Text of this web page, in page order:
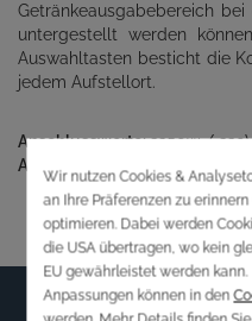
Getränkeausgabebereich
untergestellt werden
Auswahltasten besticht die
jedem Aufstellort.
Anschlusswerte:3250w /
Abmessungen in mm:
0 x 0 x 0